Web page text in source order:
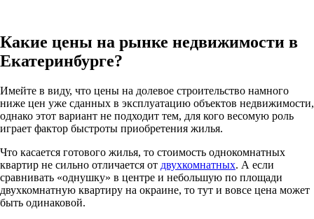
Какие цены на рынке недвижимости в
Екатеринбурге?
Имейте в виду, что цены на долевое строительство намного
ниже цен уже сданных в эксплуатацию объектов недвижимости,
однако этот вариант не подходит тем, для кого весомую роль
играет фактор быстроты приобретения жилья.
Что касается готового жилья, то стоимость однокомнатных
квартир не сильно отличается от двухкомнатных. А если
сравнивать «однушку» в центре и небольшую по площади
двухкомнатную квартиру на окраине, то тут и вовсе цена может
быть одинаковой.